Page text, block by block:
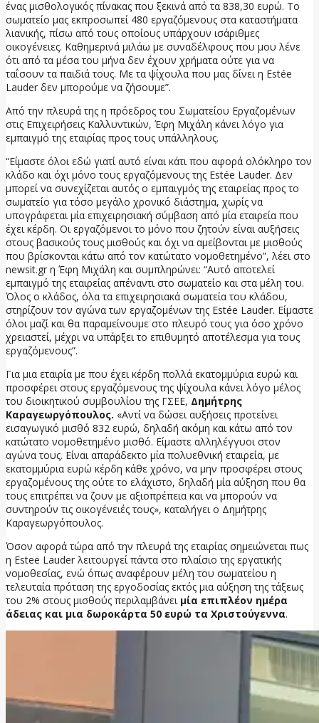
ένας μισθολογικός πίνακας που ξεκινά από τα 838,30 ευρώ. Το
σωματείο μας εκπροσωπεί 480 εργαζόμενους στα καταστήματα
λιανικής, πίσω από τους οποίους υπάρχουν ισάριθμες
οικογένειες. Καθημερινά μιλάω με συναδέλφους που μου λένε
ότι από τα μέσα του μήνα δεν έχουν χρήματα ούτε για να
ταΐσουν τα παιδιά τους. Με τα ψίχουλα που μας δίνει η Estée
Lauder δεν μπορούμε να ζήσουμε”.
Από την πλευρά της η πρόεδρος του Σωματείου Εργαζομένων
στις Επιχειρήσεις Καλλυντικών, Έφη Μιχάλη κάνει λόγο για
εμπαιγμό της εταιρίας προς τους υπάλληλους.
“Είμαστε όλοι εδώ γιατί αυτό είναι κάτι που αφορά ολόκληρο τον
κλάδο και όχι μόνο τους εργαζόμενους της Estée Lauder. Δεν
μπορεί να συνεχίζεται αυτός ο εμπαιγμός της εταιρείας προς το
σωματείο για τόσο μεγάλο χρονικό διάστημα, χωρίς να
υπογράφεται μία επιχειρησιακή σύμβαση από μία εταιρεία που
έχει κέρδη. Οι εργαζόμενοι το μόνο που ζητούν είναι αυξήσεις
στους βασικούς τους μισθούς και όχι να αμείβονται με μισθούς
που βρίσκονται κάτω από τον κατώτατο νομοθετημένο”, λέει στο
newsit.gr η Έφη Μιχάλη και συμπληρώνει: “Αυτό αποτελεί
εμπαιγμό της εταιρείας απέναντι στο σωματείο και στα μέλη του.
Όλος ο κλάδος, όλα τα επιχειρησιακά σωματεία του κλάδου,
στηρίζουν τον αγώνα των εργαζομένων της Estée Lauder. Είμαστε
όλοι μαζί και θα παραμείνουμε στο πλευρό τους για όσο χρόνο
χρειαστεί, μέχρι να υπάρξει το επιθυμητό αποτέλεσμα για τους
εργαζόμενους”.
Για μια εταιρία με που έχει κέρδη πολλά εκατομμύρια ευρώ και
προσφέρει στους εργαζόμενους της ψίχουλα κάνει λόγο μέλος
του διοικητικού συμβουλίου της ΓΣΕΕ, Δημήτρης
Καραγεωργόπουλος. «Αντί να δώσει αυξήσεις προτείνει
εισαγωγικό μισθό 832 ευρώ, δηλαδή ακόμη και κάτω από τον
κατώτατο νομοθετημένο μισθό. Είμαστε αλληλέγγυοι στον
αγώνα τους. Είναι απαράδεκτο μία πολυεθνική εταιρεία, με
εκατομμύρια ευρώ κέρδη κάθε χρόνο, να μην προσφέρει στους
εργαζομένους της ούτε το ελάχιστο, δηλαδή μία αύξηση που θα
τους επιτρέπει να ζουν με αξιοπρέπεια και να μπορούν να
συντηρούν τις οικογένειές τους», καταλήγει ο Δημήτρης
Καραγεωργόπουλος.
Όσον αφορά τώρα από την πλευρά της εταιρίας σημειώνεται πως
η Estee Lauder λειτουργεί πάντα στο πλαίσιο της εργατικής
νομοθεσίας, ενώ όπως αναφέρουν μέλη του σωματείου η
τελευταία πρόταση της εργοδοσίας εκτός μια αύξηση της τάξεως
του 2% στους μισθούς περιλαμβάνει μία επιπλέον ημέρα
άδειας και μια δωροκάρτα 50 ευρώ τα Χριστούγεννα.